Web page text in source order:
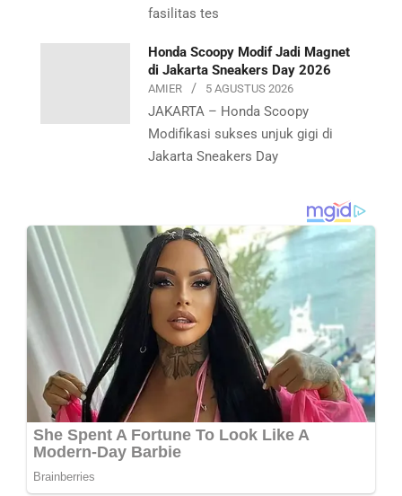
fasilitas tes
Honda Scoopy Modif Jadi Magnet
di Jakarta Sneakers Day 2026
AMIER 5 AGUSTUS 2026
JAKARTA – Honda Scoopy
Modifikasi sukses unjuk gigi di
Jakarta Sneakers Day